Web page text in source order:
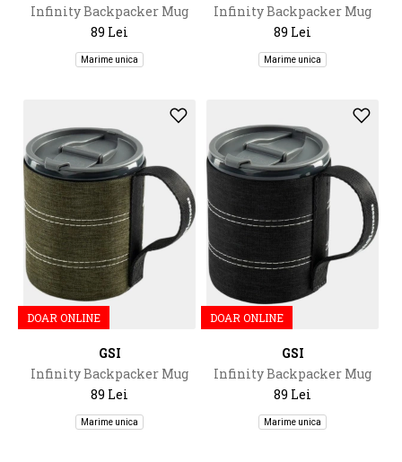
Infinity Backpacker Mug
500Ml
89 Lei
Marime unica
Infinity Backpacker Mug
500Ml
89 Lei
Marime unica
DOAR ONLINE
GSI
Infinity Backpacker Mug
500Ml
89 Lei
Marime unica
DOAR ONLINE
GSI
Infinity Backpacker Mug
500Ml
89 Lei
Marime unica